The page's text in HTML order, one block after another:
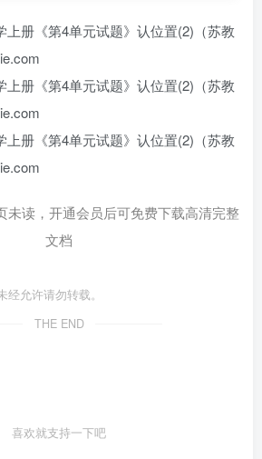
未读，开通会员后可免费下载高清完整
文档
允许请勿转载。
THE END
喜欢就支持一下吧